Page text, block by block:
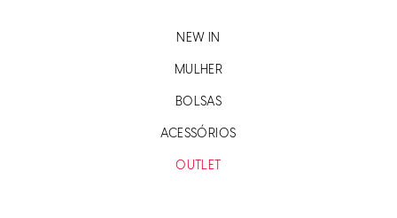
NEW IN
MULHER
BOLSAS
ACESSÓRIOS
OUTLET